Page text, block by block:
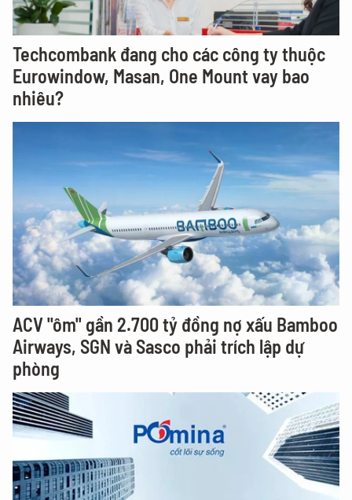
Techcombank đang cho các công ty thuộc
Eurowindow, Masan, One Mount vay bao
nhiêu?
ACV "ôm" gần 2.700 tỷ đồng nợ xấu Bamboo
Airways, SGN và Sasco phải trích lập dự
phòng